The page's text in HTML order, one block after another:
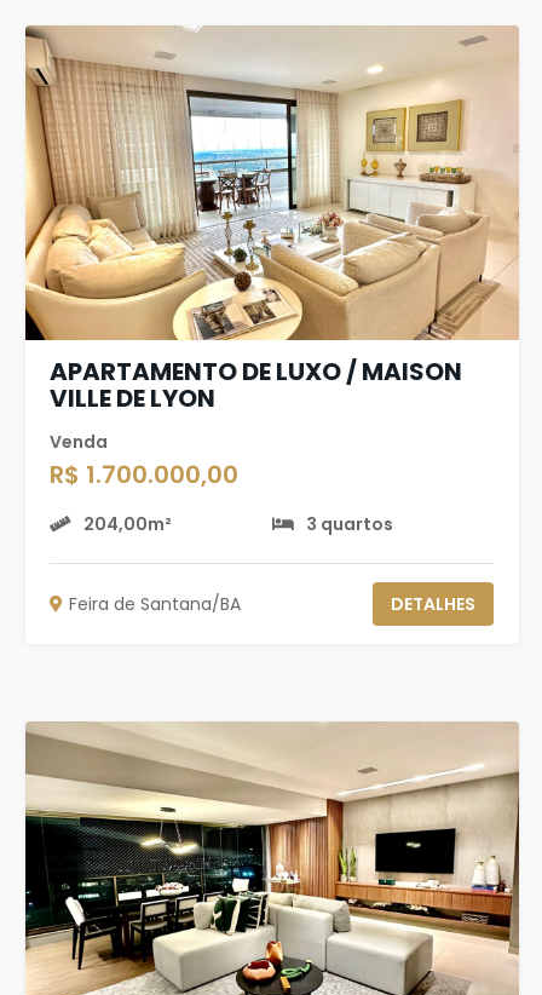
APARTAMENTO DE LUXO / MAISON
VILLE DE LYON
Venda
R$ 1.700.000,00
204,00m² 3 quartos
Feira de Santana/BA DETALHES